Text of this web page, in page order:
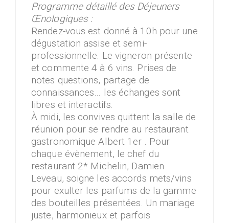
Programme détaillé des Déjeuners
Œnologiques :
Rendez-vous est donné à 10h pour une
dégustation assise et semi-
professionnelle. Le vigneron présente
et commente 4 à 6 vins. Prises de
notes questions, partage de
connaissances… les échanges sont
libres et interactifs.
À midi, les convives quittent la salle de
réunion pour se rendre au restaurant
gastronomique Albert 1er . Pour
chaque évènement, le chef du
restaurant 2* Michelin, Damien
Leveau, soigne les accords mets/vins
pour exulter les parfums de la gamme
des bouteilles présentées. Un mariage
juste, harmonieux et parfois